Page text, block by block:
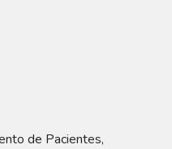
de Pacientes,